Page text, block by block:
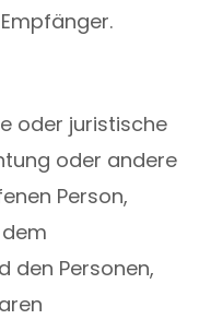
oder juristische
oder andere
Person,
den Personen,